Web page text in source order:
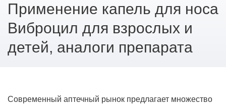
Применение капель для носа
Виброцил для взрослых и
детей, аналоги препарата
Современный аптечный рынок предлагает множество